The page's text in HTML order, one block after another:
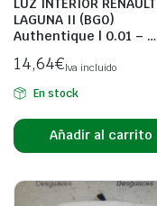
LAGUNA II (BG0)
Authentique | 0.01 – …
14,64€Iva incluido
En stock
Añadir al carrito